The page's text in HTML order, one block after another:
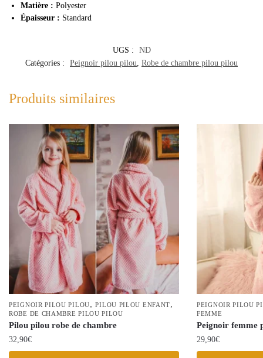
Matière : Polyester
Épaisseur : Standard
UGS :
ND
Catégories :
Peignoir pilou pilou Robe de chambre pilou pilou
Produits similaires
PEIGNOIR PILOU PILOU,PILOU PILOU ENFANT,
ROBE DE CHAMBRE PILOU PILOU
Pilou pilou robe de chambre
32,90€
PEIGNOIR PILOU
FEMME
Peignoir femme
29,90€